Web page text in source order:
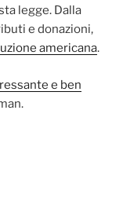
legge. Dalla
e donazioni,
americana.
e ben